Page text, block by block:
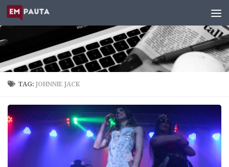
Skip to content
TAG:JOHNNIE JACK